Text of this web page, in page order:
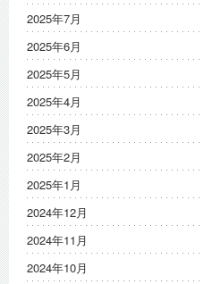
2025年7月
2025年6月
2025年5月
2025年4月
2025年3月
2025年2月
2025年1月
2024年12月
2024年11月
2024年10月